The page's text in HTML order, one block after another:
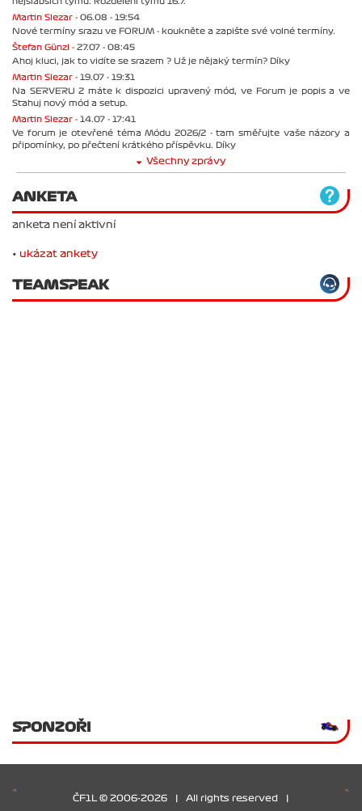
Martin Slezar - 06.08 - 19:54
Nové termíny srazu ve FORUM - koukněte a zapište své volné termíny.
Štefan Günzl - 27.07 - 08:45
Ahoj kluci, jak to vidíte se srazem ? Už je nějaký termín? Díky
Martin Slezar - 19.07 - 19:31
Na SERVERU 2 máte k dispozici upravený mód, ve Forum je popis a ve
Stahuj nový mód a setup.
Martin Slezar - 14.07 - 17:41
Ve forum je otevřené téma Módu 2026/2 - tam směřujte vaše názory a
připomínky, po přečtení krátkého příspěvku. Díky
Všechny zprávy
ANKETA
anketa není aktivní
• ukázat ankety
TEAMSPEAK
SPONZOŘI
ČF1L © 2006-2026 All rights reserved